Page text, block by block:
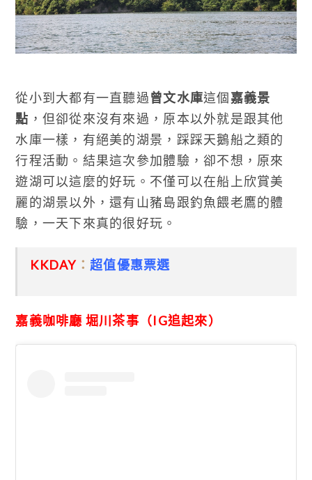
從小到大都有一直聽過曾文水庫這個嘉義景
點 ，但卻從來沒有來過，原本以外就是跟其他
水庫一樣，有絕美的湖景，踩踩天鵝船之類的
行程活動。結果這次參加體驗，卻不想，原來
遊湖可以這麼的好玩。不僅可以在船上欣賞美
麗的湖景以外，還有山豬島跟釣魚餵老鷹的體
驗，一天下來真的很好玩。
KKDAY： 超值優惠票選
嘉義咖啡廳 堀川茶事（IG追起來）